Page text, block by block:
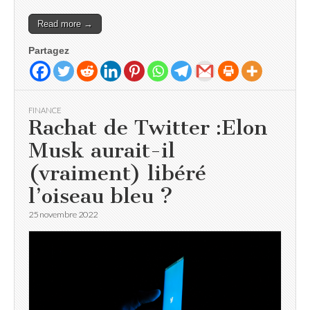
Read more →
Partagez
FINANCE
Rachat de Twitter :Elon
Musk aurait-il
(vraiment) libéré
l’oiseau bleu ?
25 novembre 2022